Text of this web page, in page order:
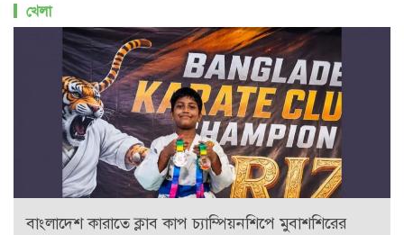
খেলা
বাংলাদেশ কারাতে ক্লাব কাপ চ্যাম্পিয়নশিপে মুবাশশিরের